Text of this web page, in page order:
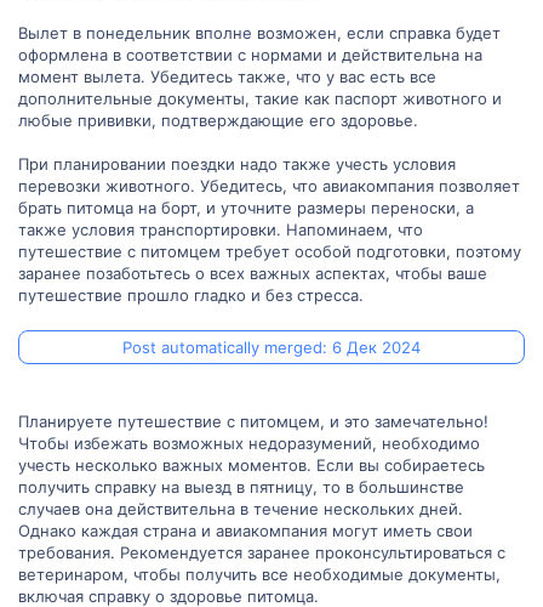
Вылет в понедельник вполне возможен, если справка будет
оформлена в соответствии с нормами и действительна на
момент вылета. Убедитесь также, что у вас есть все
дополнительные документы, такие как паспорт животного и
любые прививки, подтверждающие его здоровье.
При планировании поездки надо также учесть условия
перевозки животного. Убедитесь, что авиакомпания позволяет
брать питомца на борт, и уточните размеры переноски, а
также условия транспортировки. Напоминаем, что
путешествие с питомцем требует особой подготовки, поэтому
заранее позаботьтесь о всех важных аспектах, чтобы ваше
путешествие прошло гладко и без стресса.
Post automatically merged: 6 Дек 2024
Планируете путешествие с питомцем, и это замечательно!
Чтобы избежать возможных недоразумений, необходимо
учесть несколько важных моментов. Если вы собираетесь
получить справку на выезд в пятницу, то в большинстве
случаев она действительна в течение нескольких дней.
Однако каждая страна и авиакомпания могут иметь свои
требования. Рекомендуется заранее проконсультироваться с
ветеринаром, чтобы получить все необходимые документы,
включая справку о здоровье питомца.